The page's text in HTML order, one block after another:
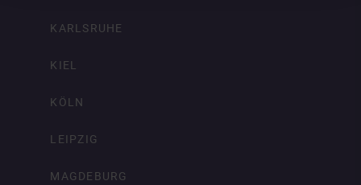
KARLSRUHE
KIEL
KÖLN
LEIPZIG
MAGDEBURG